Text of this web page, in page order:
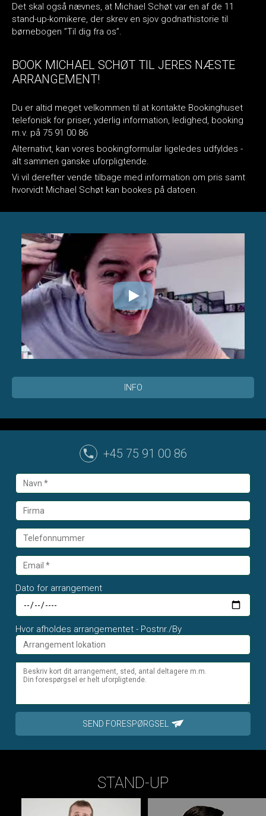
Det skal også nævnes, at Michael Schøt var en af de 11
stand-up-komikere, der skrev en sjov godnathistorie til
børnebogen ”Til dig fra os”.
BOOK MICHAEL SCHØT TIL JERES NÆSTE
ARRANGEMENT!
Du er altid meget velkommen til at kontakte Bookinghuset
telefonisk for priser, yderlig information, ledighed, booking
m.v. på 75 91 00 86
Alternativt, kan vores bookingformular ligeledes udfyldes -
alt sammen ganske uforpligtende.
Vi vil derefter vende tilbage med information om pris samt
hvorvidt Michael Schøt kan bookes på datoen.
INFO
+45 75 91 00 86
Dato for arrangement
Hvor afholdes arrangementet - Postnr./By
SEND FORESPØRGSEL
STAND-UP